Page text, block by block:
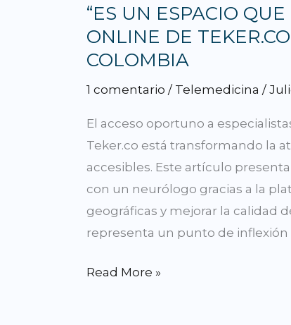
“ES UN ESPACIO
ONLINE DE
COLOMBIA
1 comentario / Telemedicina /
El acceso oportuno a
Teker.co está transformando la
accesibles. Este artículo
con un neurólogo gracias a la
geográficas y mejorar la calidad
representa un punto de inflexión
LA
ATENCIÓN
MÉDICA
COLOMBIA
Read More »